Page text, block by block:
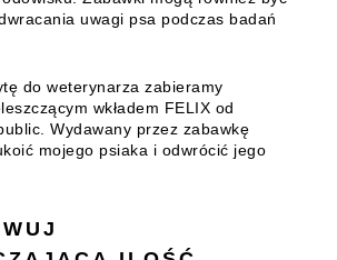
uwagi psa podczas badań
do weterynarza zabieramy
wkładem FELIX od
Wydawany przez zabawkę
mojego psiaka i odwrócić jego